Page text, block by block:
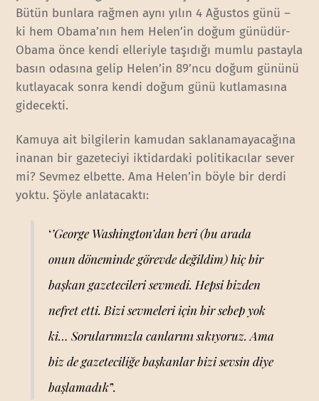
Bütün bunlara rağmen aynı yılın 4 Ağustos günü –
ki hem Obama’nın hem Helen’in doğum günüdür-
Obama önce kendi elleriyle taşıdığı mumlu pastayla
basın odasına gelip Helen’in 89’ncu doğum gününü
kutlayacak sonra kendi doğum günü kutlamasına
gidecekti.
Kamuya ait bilgilerin kamudan saklanamayacağına
inanan bir gazeteciyi iktidardaki politikacılar sever
mi? Sevmez elbette. Ama Helen’in böyle bir derdi
yoktu. Şöyle anlatacaktı:
‘’George Washington’dan beri (bu arada
onun döneminde görevde değildim) hiç bir
başkan gazetecileri sevmedi. Hepsi bizden
nefret etti. Bizi sevmeleri için bir sebep yok
ki… Sorularımızla canlarını sıkıyoruz. Ama
biz de gazeteciliğe başkanlar bizi sevsin diye
başlamadık’’.